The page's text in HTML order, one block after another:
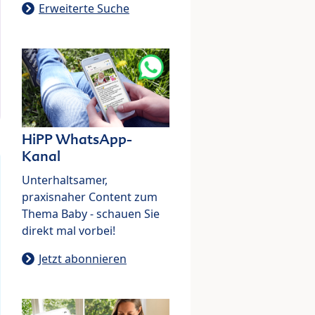
Erweiterte Suche
HiPP WhatsApp-
Kanal
Unterhaltsamer,
praxisnaher Content zum
Thema Baby - schauen Sie
direkt mal vorbei!
Jetzt abonnieren